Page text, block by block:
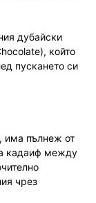
дубайски
който
пускането си
има пълнеж от
кадаиф между
чрез